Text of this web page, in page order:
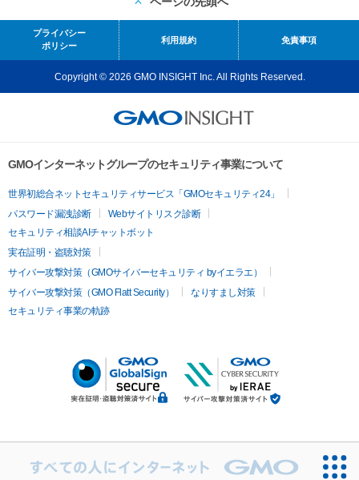
プライバシー
ポリシー
利用規約 免責事項
Copyright © 2026 GMO INSIGHT Inc. All Rights Reserved.
GMOインターネットグループのセキュリティ事業について
世界初総合ネットセキュリティサービス「GMOセキュリティ24」
パスワード漏洩診断
Webサイトリスク診断
セキュリティ相談AIチャットボット
実在証明・盗聴対策
サイバー攻撃対策（GMOサイバーセキュリティ byイエラエ）
サイバー攻撃対策（GMO Flatt Security）
なりすまし対策
セキュリティ事業の軌跡